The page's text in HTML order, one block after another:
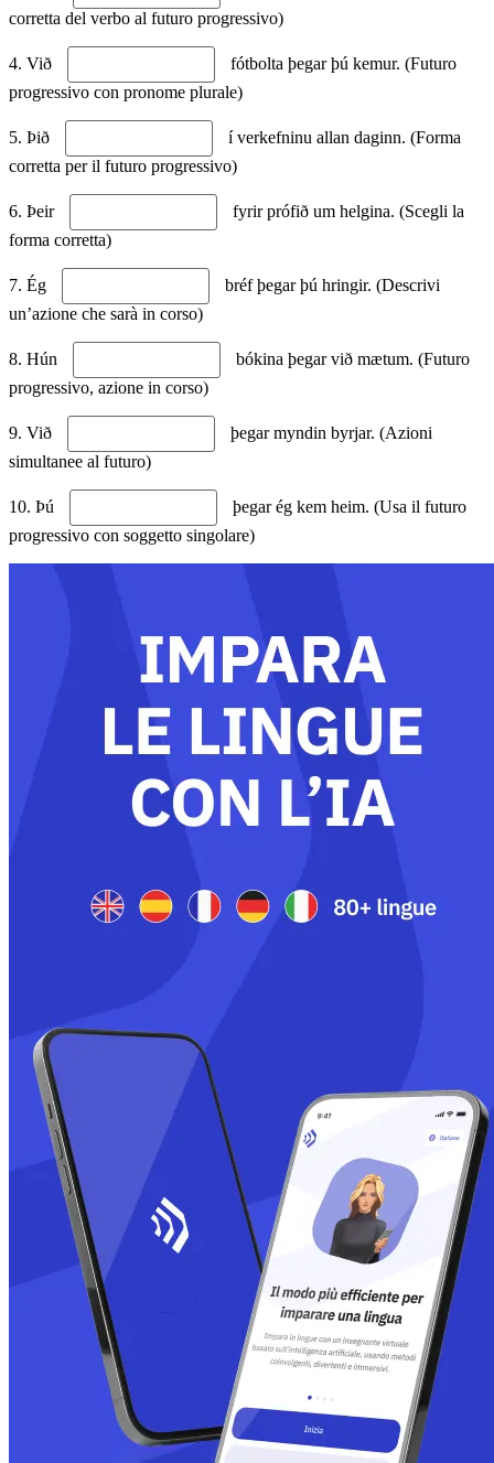
corretta del verbo al futuro progressivo)
4. Við
fótbolta þegar þú kemur. (Futuro
progressivo con pronome plurale)
5. Þið
í verkefninu allan daginn. (Forma
corretta per il futuro progressivo)
6. Þeir
fyrir prófið um helgina. (Scegli la
forma corretta)
7. Ég
bréf þegar þú hringir. (Descrivi
un’azione che sarà in corso)
8. Hún
bókina þegar við mætum. (Futuro
progressivo, azione in corso)
9. Við
þegar myndin byrjar. (Azioni
simultanee al futuro)
10. Þú
þegar ég kem heim. (Usa il futuro
progressivo con soggetto singolare)